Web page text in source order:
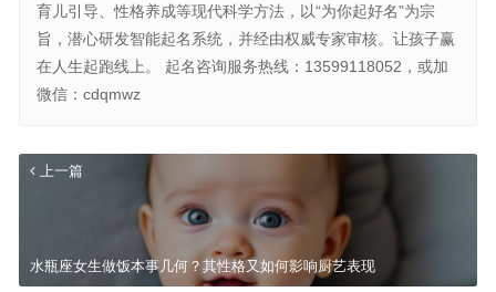
育儿引导、性格养成等现代科学方法，以“为你起好名”为宗
旨，潜心研发智能起名系统，并经由权威专家审核。让孩子赢
在人生起跑线上。 起名咨询服务热线：13599118052，或加
微信：cdqmwz
上一篇
水瓶座女生做饭本事几何？其性格又如何影响厨艺表现